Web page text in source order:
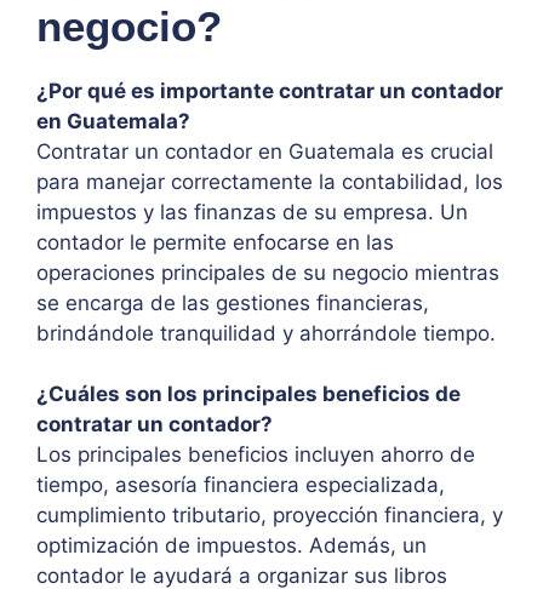
negocio?
¿Por qué es importante contratar un contador
en Guatemala?
Contratar un contador en Guatemala es crucial
para manejar correctamente la contabilidad, los
impuestos y las finanzas de su empresa. Un
contador le permite enfocarse en las
operaciones principales de su negocio mientras
se encarga de las gestiones financieras,
brindándole tranquilidad y ahorrándole tiempo.
¿Cuáles son los principales beneficios de
contratar un contador?
Los principales beneficios incluyen ahorro de
tiempo, asesoría financiera especializada,
cumplimiento tributario, proyección financiera, y
optimización de impuestos. Además, un
contador le ayudará a organizar sus libros